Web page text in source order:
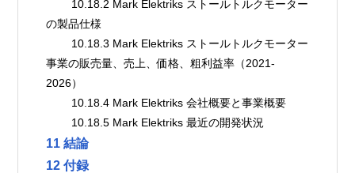
の製品仕様
事業の販売量、売上、価格、粗利益率（2021-
2026）
        10.18.4 Mark Elektriks 会社概要と事業概要
        10.18.5 Mark Elektriks 最近の開発状況
11 結論
12 付録